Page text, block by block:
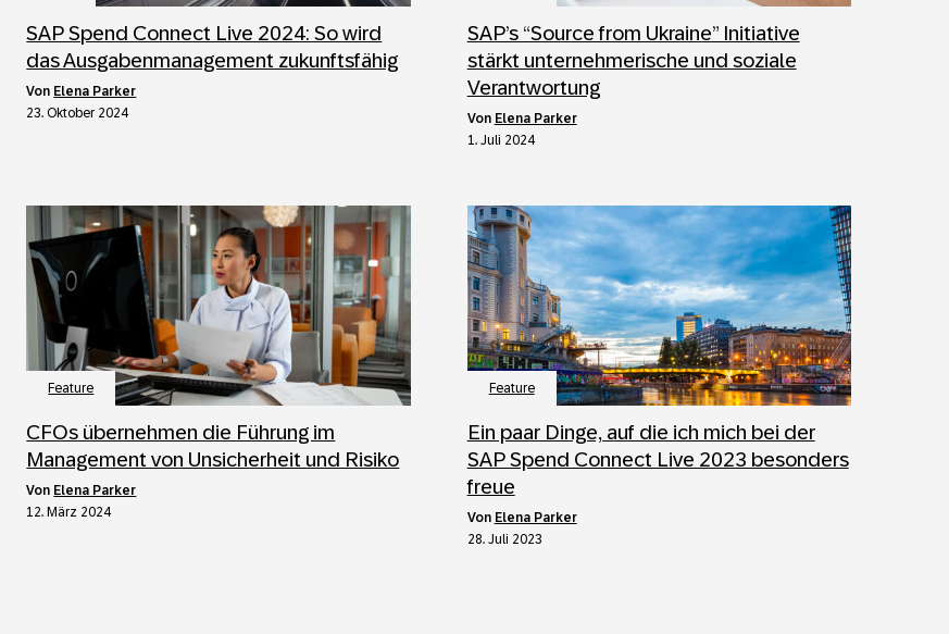
SAP Spend Connect Live 2024: So wird
das Ausgabenmanagement zukunftsfähig
von Elena Parker
23. Oktober 2024
SAP’s “Source from Ukraine” Initiative
stärkt unternehmerische und soziale
Verantwortung
von Elena Parker
1. Juli 2024
Feature
CFOs übernehmen die Führung im
Management von Unsicherheit und Risiko
von Elena Parker
12. März 2024
Feature
Ein paar Dinge, auf die ich mich bei der
SAP Spend Connect Live 2023 besonders
freue
von Elena Parker
28. Juli 2023